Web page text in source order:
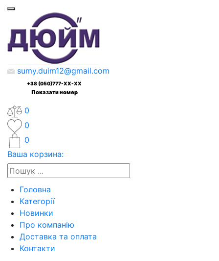
sumy.duim12@gmail.com
+38 (050)777-XX-XX
Показати номер
0
0
0
Ваша корзина:
Головна
Категорії
Новинки
Про компанію
Доставка та оплата
Контакти